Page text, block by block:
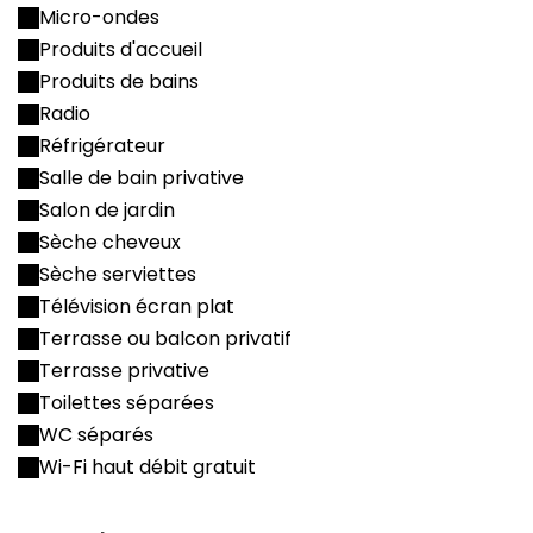
Micro-ondes
Produits d'accueil
Produits de bains
Radio
Réfrigérateur
Salle de bain privative
Salon de jardin
Sèche cheveux
Sèche serviettes
Télévision écran plat
Terrasse ou balcon privatif
Terrasse privative
Toilettes séparées
WC séparés
Wi-Fi haut débit gratuit